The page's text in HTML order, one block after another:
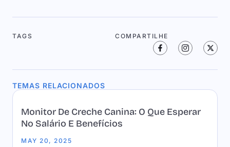
TAGS COMPARTILHE
TEMAS RELACIONADOS
Monitor De Creche Canina: O Que Esperar
No Salário E Benefícios
MAY 20, 2025